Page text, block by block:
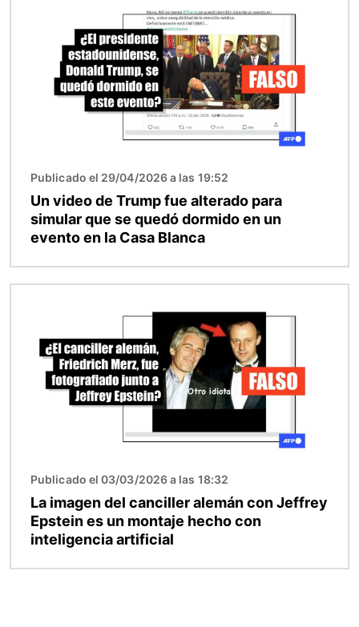
Publicado el 29/04/2026 a las 19:52
Un video de Trump fue alterado para
simular que se quedó dormido en un
evento en la Casa Blanca
Publicado el 03/03/2026 a las 18:32
La imagen del canciller alemán con Jeffrey
Epstein es un montaje hecho con
inteligencia artificial